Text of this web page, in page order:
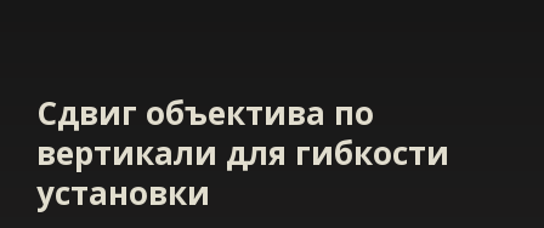
Сдвиг объектива по
вертикали для гибкости
установки